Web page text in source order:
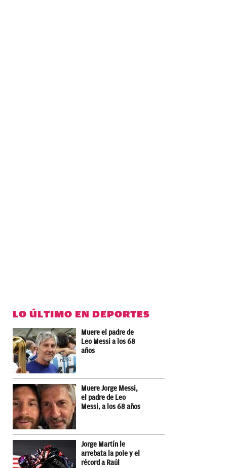
LO ÚLTIMO EN DEPORTES
Muere el padre de
Leo Messi a los 68
años
Muere Jorge Messi,
el padre de Leo
Messi, a los 68 años
Jorge Martín le
arrebata la pole y el
récord a Raúl